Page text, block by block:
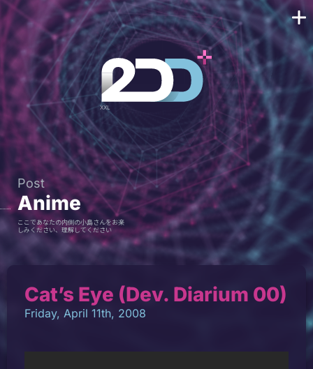
Post
Anime
ここであなたの内側の小島さんをお楽
しみください、理解してください
Cat’s Eye (Dev. Diarium 00)
Friday, April 11th, 2008